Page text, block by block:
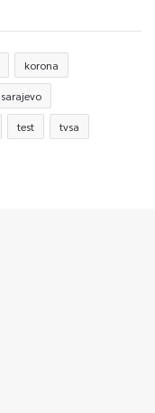
korona
sarajevo
test tvsa